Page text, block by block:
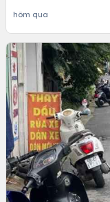
hôm qua